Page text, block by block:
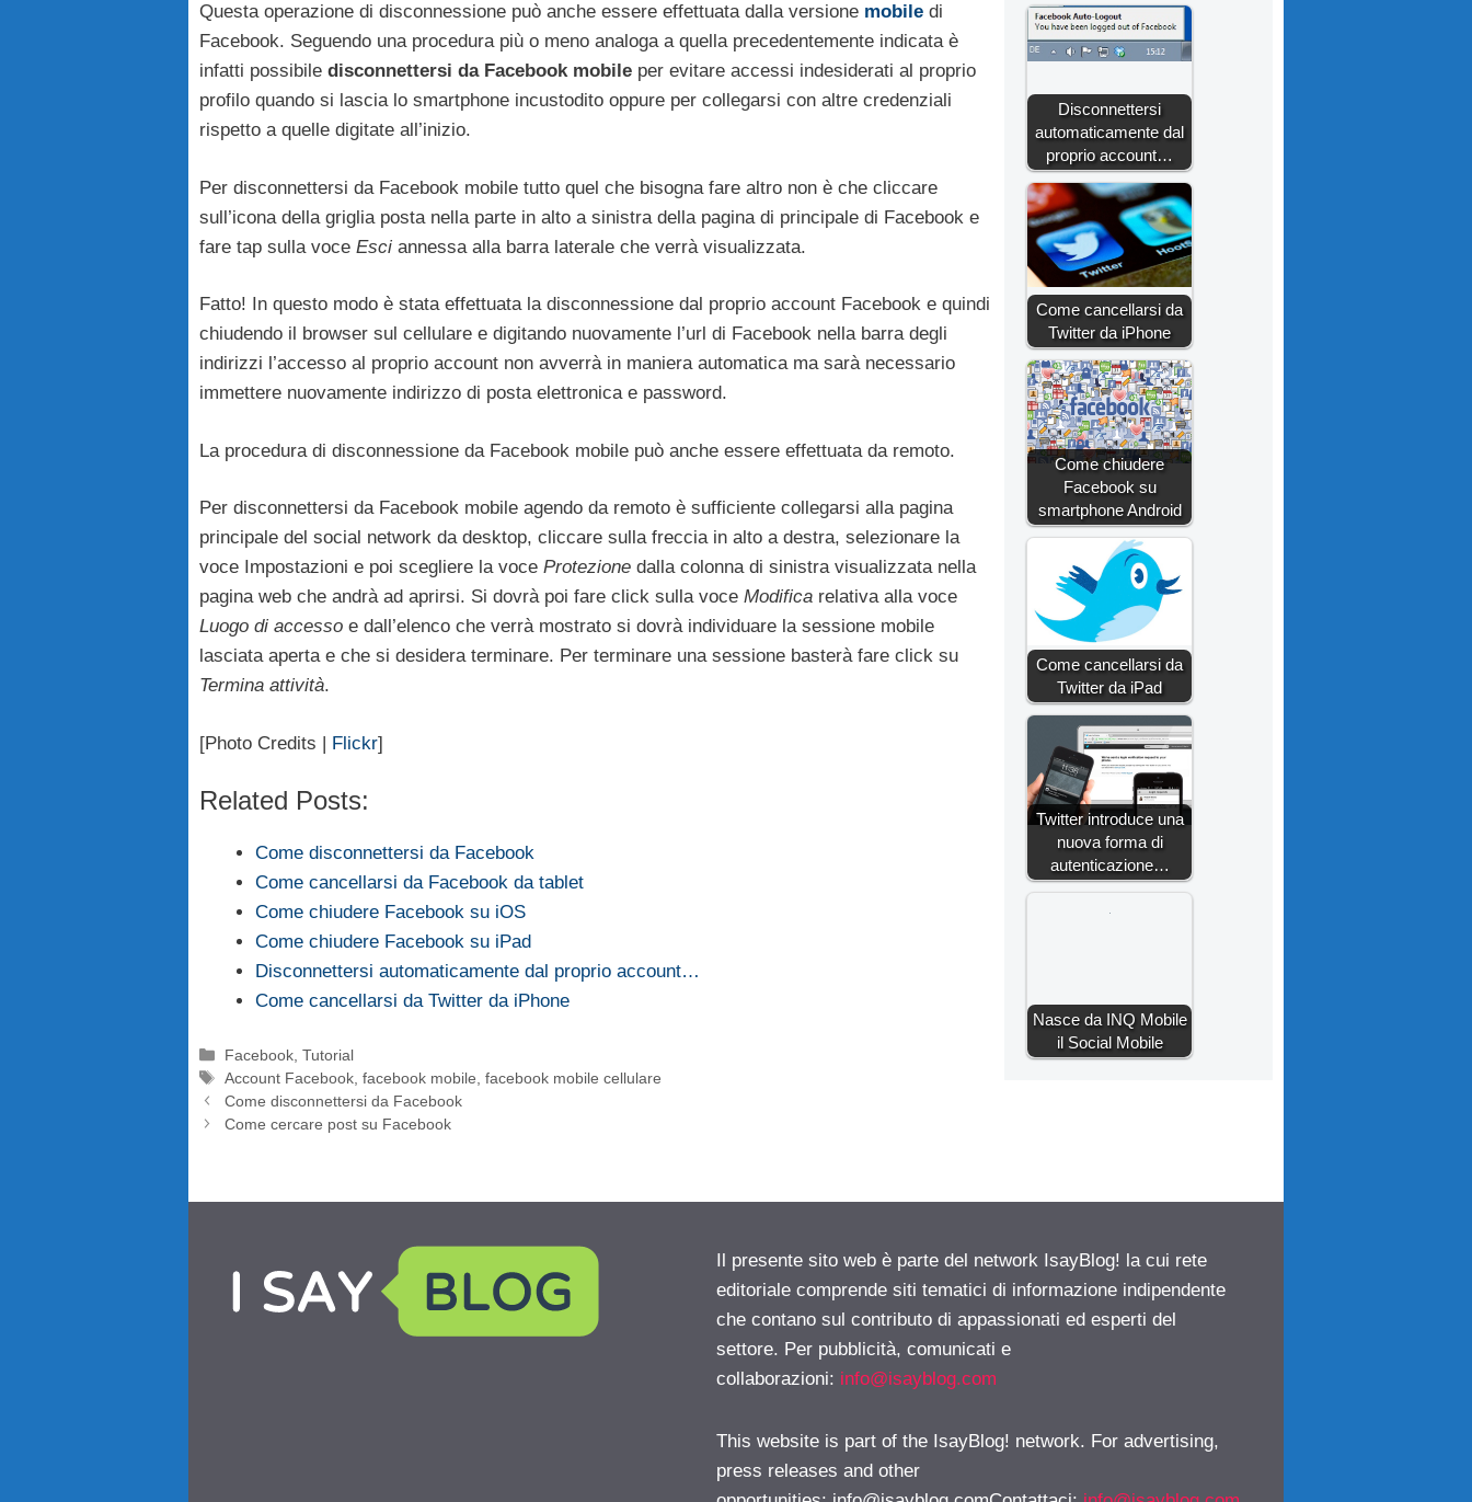
Questa operazione di disconnessione può anche essere effettuata dalla versione mobile di
Facebook. Seguendo una procedura più o meno analoga a quella precedentemente indicata è
infatti possibile disconnettersi da Facebook mobile per evitare accessi indesiderati al proprio
profilo quando si lascia lo smartphone incustodito oppure per collegarsi con altre credenziali
rispetto a quelle digitate all’inizio.
Per disconnettersi da Facebook mobile tutto quel che bisogna fare altro non è che cliccare
sull’icona della griglia posta nella parte in alto a sinistra della pagina di principale di Facebook e
fare tap sulla voce Esci annessa alla barra laterale che verrà visualizzata.
Fatto! In questo modo è stata effettuata la disconnessione dal proprio account Facebook e quindi
chiudendo il browser sul cellulare e digitando nuovamente l’url di Facebook nella barra degli
indirizzi l’accesso al proprio account non avverrà in maniera automatica ma sarà necessario
immettere nuovamente indirizzo di posta elettronica e password.
La procedura di disconnessione da Facebook mobile può anche essere effettuata da remoto.
Per disconnettersi da Facebook mobile agendo da remoto è sufficiente collegarsi alla pagina
principale del social network da desktop, cliccare sulla freccia in alto a destra, selezionare la
voce Impostazioni e poi scegliere la voce Protezione dalla colonna di sinistra visualizzata nella
pagina web che andrà ad aprirsi. Si dovrà poi fare click sulla voce Modifica relativa alla voce
Luogo di accesso e dall’elenco che verrà mostrato si dovrà individuare la sessione mobile
lasciata aperta e che si desidera terminare. Per terminare una sessione basterà fare click su
Termina attività.
[Photo Credits | Flickr]
Related Posts:
Come disconnettersi da Facebook
Come cancellarsi da Facebook da tablet
Come chiudere Facebook su iOS
Come chiudere Facebook su iPad
Disconnettersi automaticamente dal proprio account…
Come cancellarsi da Twitter da iPhone
Categorie
Facebook ,Tutorial
Tag
Account Facebook ,facebook mobile ,facebook mobile cellulare
Come disconnettersi da Facebook
Come cercare post su Facebook
Disconnettersi
automaticamente dal
proprio account…
Come cancellarsi da
Twitter da iPhone
Come chiudere
Facebook su
smartphone Android
Come cancellarsi da
Twitter da iPad
Twitter introduce una
nuova forma di
autenticazione…
Nasce da INQ Mobile
il Social Mobile
Il presente sito web è parte del network IsayBlog! la cui rete
editoriale comprende siti tematici di informazione indipendente
che contano sul contributo di appassionati ed esperti del
settore. Per pubblicità, comunicati e
collaborazioni: info@isayblog.com
This website is part of the IsayBlog! network. For advertising,
press releases and other